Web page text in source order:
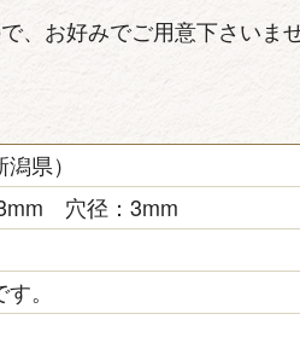
、お好みでご用意下さいませ
県）
穴径：3mm
。